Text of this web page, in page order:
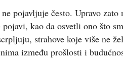
pojavljuje često. Upravo zato
kao da osvetli ono što
strahove koje više ne
između prošlosti i